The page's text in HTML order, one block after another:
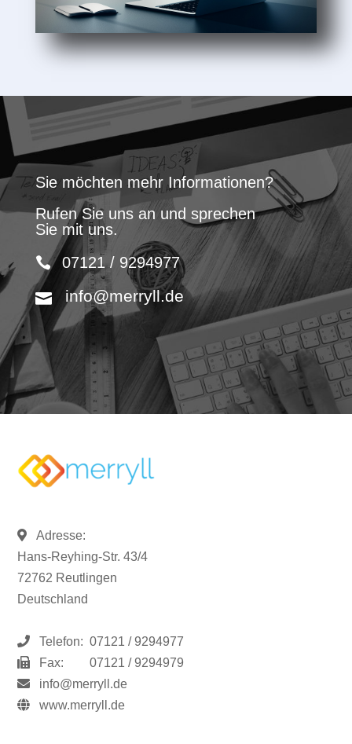
Sie möchten mehr Informationen?
Rufen Sie uns an und sprechen
Sie mit uns.
07121 / 9294977
info@merryll.de
Adresse:
Hans-Reyhing-Str. 43/4
72762 Reutlingen
Deutschland
Telefon: 07121 / 9294977
Fax:
07121 / 9294979
info@merryll.de
www.merryll.de